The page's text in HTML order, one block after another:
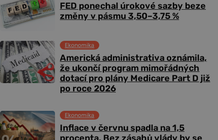
FED ponechal úrokové sazby beze
změny v pásmu 3,50–3,75 %
Americká administrativa oznámila,
že ukončí program mimořádných
dotací pro plány Medicare Part D již
po roce 2026
Ekonomika
Inflace v červnu spadla na 1,5
Ekonomika